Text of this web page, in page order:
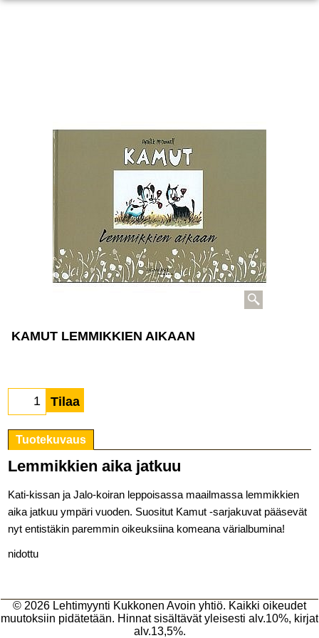
KAMUT LEMMIKKIEN AIKAAN
Tilaa
Tuotekuvaus
Lemmikkien aika jatkuu
Kati-kissan ja Jalo-koiran leppoisassa maailmassa lemmikkien
aika jatkuu ympäri vuoden. Suositut Kamut -sarjakuvat pääsevät
nyt entistäkin paremmin oikeuksiina komeana värialbumina!
nidottu
© 2026 Lehtimyynti Kukkonen Avoin yhtiö. Kaikki oikeudet
muutoksiin pidätetään. Hinnat sisältävät yleisesti alv.10%, kirjat
alv.13,5%.